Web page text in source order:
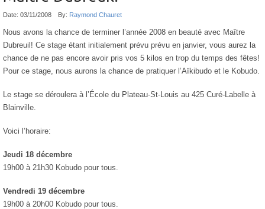
Date: 03/11/2008 By: Raymond Chauret
Nous avons la chance de terminer l’année 2008 en beauté avec Maître
Dubreuil! Ce stage étant initialement prévu prévu en janvier, vous aurez la
chance de ne pas encore avoir pris vos 5 kilos en trop du temps des fêtes!
Pour ce stage, nous aurons la chance de pratiquer l’Aïkibudo et le Kobudo.
Le stage se déroulera à l’École du Plateau-St-Louis au 425 Curé-Labelle à
Blainville.
Voici l’horaire:
Jeudi 18 décembre
19h00 à 21h30 Kobudo pour tous.
Vendredi 19 décembre
19h00 à 20h00 Kobudo pour tous.